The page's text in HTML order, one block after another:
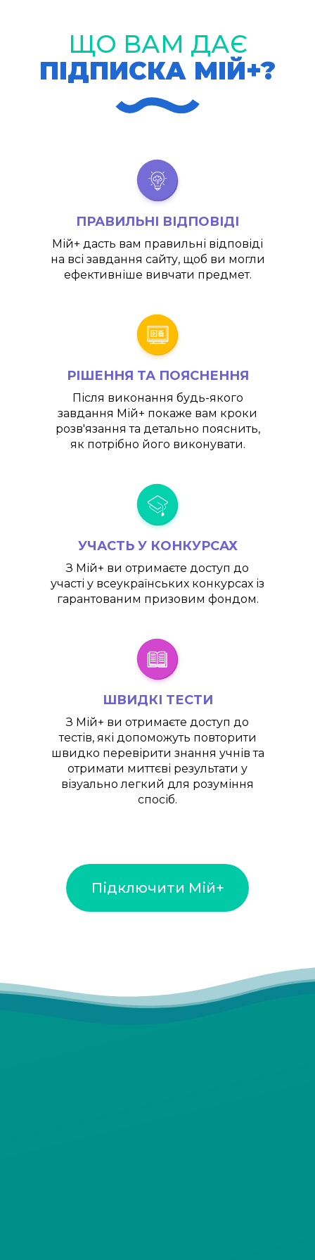
ЩО ВАМ ДАЄ
ПІДПИСКА МІЙ+?
ПРАВИЛЬНІ ВІДПОВІДІ
Мій+ дасть вам правильні відповіді
на всі завдання сайту, щоб ви могли
ефективніше вивчати предмет.
РІШЕННЯ ТА ПОЯСНЕННЯ
Після виконання будь-якого
завдання Мій+ покаже вам кроки
розв'язання та детально пояснить,
як потрібно його виконувати.
УЧАСТЬ У КОНКУРСАХ
З Мій+ ви отримаєте доступ до
участі у всеукраїнських конкурсах із
гарантованим призовим фондом.
ШВИДКІ ТЕСТИ
З Мій+ ви отримаєте доступ до
тестів, які допоможуть повторити
швидко перевірити знання учнів та
отримати миттєві результати у
візуально легкий для розуміння
спосіб.
Підключити Мій+